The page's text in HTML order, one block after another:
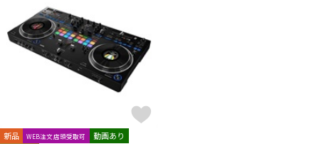
新品 WEB注文店頭受取可
動画あり